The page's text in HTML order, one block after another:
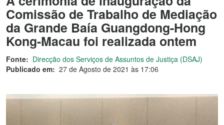
Comissão de Trabalho de Mediação
da Grande Baía Guangdong-Hong
Kong-Macau foi realizada ontem
Fonte: Direcção dos Serviços de Assuntos de Justiça (DSAJ)
Publicado em: 27 de Agosto de 2021 às 17:06